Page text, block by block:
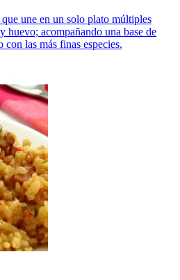
une en un solo plato múltiples
huevo; acompañando una base de
con las más finas especies.